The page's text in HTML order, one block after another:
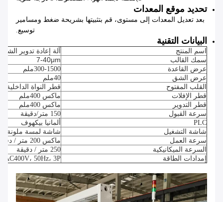
تحديد موقع المعدات
بعد تعديل المعدات إلى مستوى، قم بتثبيتها بشريحة ضغط ومسامير
توسيع.
البيانات التقنية
اسم المنتج
آلة إعادة تدوير الشق
سمك القالب
7-40μm
عرض القاعدة 300-1500ملم
عرض الشق
40ملم
القلب المفتوح
قطر النواة الداخلية 3 بوصة، 6 بوصة
قطر الإفلات
ماكس 400ملم
قطر التدوير
ماكس 400ملم
سرعة القبول
150 متر/دقيقة
PLC
ألمانيا بيكهوف
شاشة التشغيل
شاشة لمسة ملونة
سرعة العمل
ماكس 200 متر / دقيقة
السرعة الميكانيكية
250 متر / دقيقة
إمدادات الطاقة
AC400V، 50Hz، 3P